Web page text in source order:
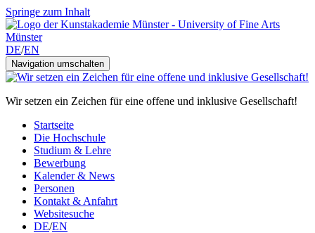
Springe zum Inhalt
DE/EN
Navigation umschalten
Wir setzen ein Zeichen für eine offene und inklusive Gesellschaft!
Startseite
Die Hochschule
Studium & Lehre
Bewerbung
Kalender & News
Personen
Kontakt & Anfahrt
Websitesuche
DE/EN